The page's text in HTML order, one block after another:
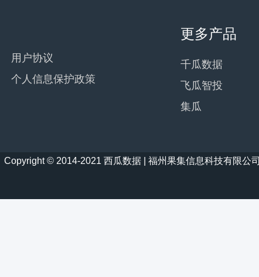
用户协议
个人信息保护政策
更多产品
千瓜数据
飞瓜智投
集瓜
Copyright © 2014-2021 西瓜数据 | 福州果集信息科技有限公司